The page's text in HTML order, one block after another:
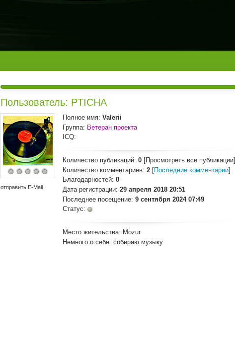
Пользователь: PTICHA
отправить E-Mail
Полное имя: Valerii
Группа: Ветеран проекта
ICQ:
Количество публикаций: 0 [Просмотреть все публикации]
Количество комментариев: 2 [Последние комментарии]
Благодарностей: 0
Дата регистрации: 29 апреля 2018 20:51
Последнее посещение: 9 сентября 2024 07:49
Статус:
Место жительства: Mozur
Немного о себе: собираю музыку